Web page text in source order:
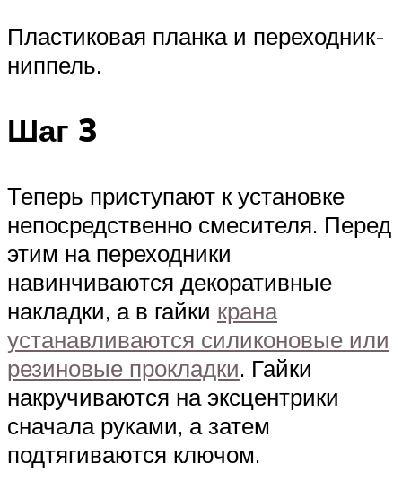
Пластиковая планка и переходник-
ниппель.
Шаг 3
Теперь приступают к установке
непосредственно смесителя. Перед
этим на переходники
навинчиваются декоративные
накладки, а в гайки крана
устанавливаются силиконовые или
резиновые прокладки. Гайки
накручиваются на эксцентрики
сначала руками, а затем
подтягиваются ключом.